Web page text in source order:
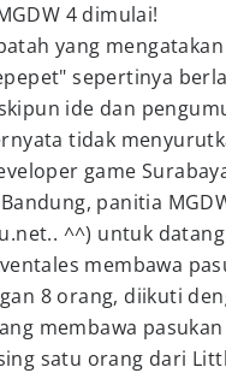
4 dimulai!
yang
sepertinya
ide dan
tidak
game
panitia
^^) untuk
membawa
8 orang, diikuti
membawa
satu orang dari